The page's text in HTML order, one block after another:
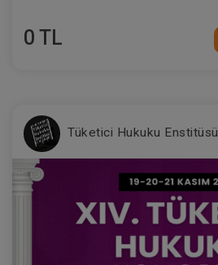
0 TL
Tüketici Hukuku Enstitüsü